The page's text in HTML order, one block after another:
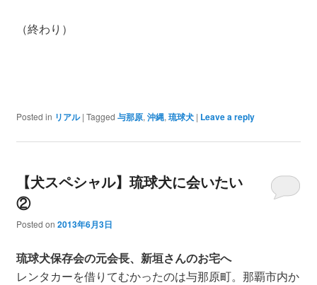
（終わり）
Posted in リアル | Tagged 与那原, 沖縄, 琉球犬 | Leave a reply
【犬スペシャル】琉球犬に会いたい
②
Posted on 2013年6月3日
琉球犬保存会の元会長、新垣さんのお宅へ
レンタカーを借りてむかったのは与那原町。那覇市内か